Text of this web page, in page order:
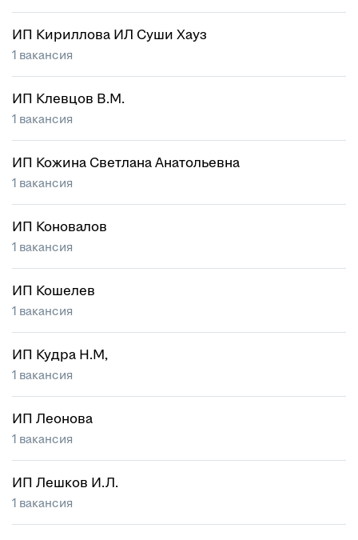
ИП Кириллова ИЛ Суши Хауз
1 вакансия
ИП Клевцов В.М.
1 вакансия
ИП Кожина Светлана Анатольевна
1 вакансия
ИП Коновалов
1 вакансия
ИП Кошелев
1 вакансия
ИП Кудра Н.М,
1 вакансия
ИП Леонова
1 вакансия
ИП Лешков И.Л.
1 вакансия